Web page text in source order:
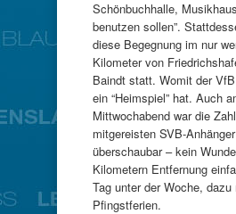
Schönbuchhalle,
benutzen sollen”.
diese Begegnung im nur
Kilometer von
Baindt statt. Womit der
ein “Heimspiel” hat. Auch
Mittwochabend war die
mitgereisten SVB-
überschaubar – kein
Kilometern Entfernung
Tag unter der Woche,
Pfingstferien.